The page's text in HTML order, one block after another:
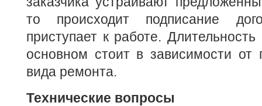
то происходит подписание
приступает к работе.
основном стоит в зависимости от
вида ремонта.
Технические вопросы